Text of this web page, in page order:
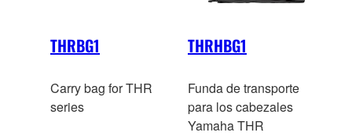
THRBG1
Carry bag for THR
series
THRHBG1
Funda de transporte
para los cabezales
Yamaha THR